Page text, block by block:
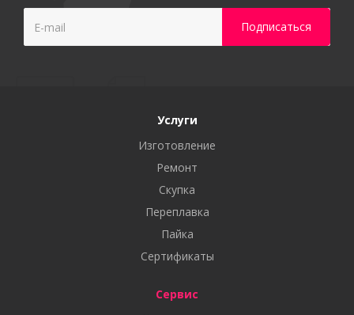
Услуги
Изготовление
Ремонт
Скупка
Переплавка
Пайка
Сертификаты
Сервис